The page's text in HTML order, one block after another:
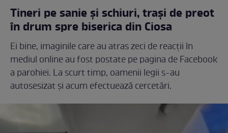
Tineri pe sanie şi schiuri, traşi de preot
în drum spre biserica din Ciosa
Ei bine, imaginile care au atras zeci de reacții în
mediul online au fost postate pe pagina de Facebook
a parohiei. La scurt timp, oamenii legii s-au
autosesizat şi acum efectuează cercetări.